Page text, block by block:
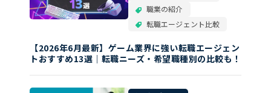
職業の紹介
転職エージェント比較
【2026年6月最新】ゲーム業界に強い転職エージェン
トおすすめ13選｜転職ニーズ・希望職種別の比較も！